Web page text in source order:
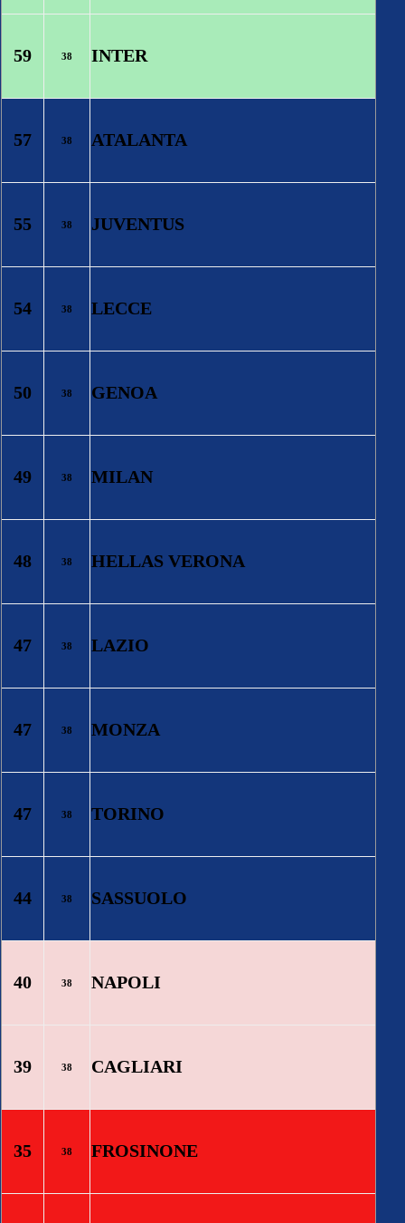
59 38 INTER
57 38 ATALANTA
55 38 JUVENTUS
54 38 LECCE
50 38 GENOA
49 38 MILAN
48 38 HELLAS VERONA
47 38 LAZIO
47 38 MONZA
47 38 TORINO
44 38 SASSUOLO
40 38 NAPOLI
39 38 CAGLIARI
35 38 FROSINONE